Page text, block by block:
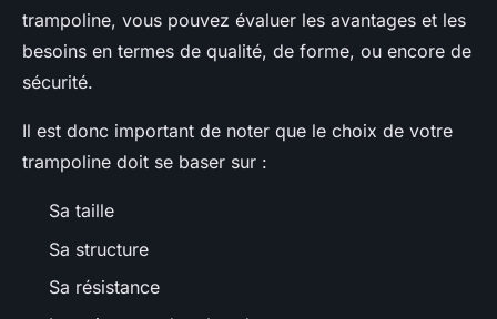
trampoline, vous pouvez évaluer les avantages et les
besoins en termes de qualité, de forme, ou encore de
sécurité.
Il est donc important de noter que le choix de votre
trampoline doit se baser sur :
Sa taille
Sa structure
Sa résistance